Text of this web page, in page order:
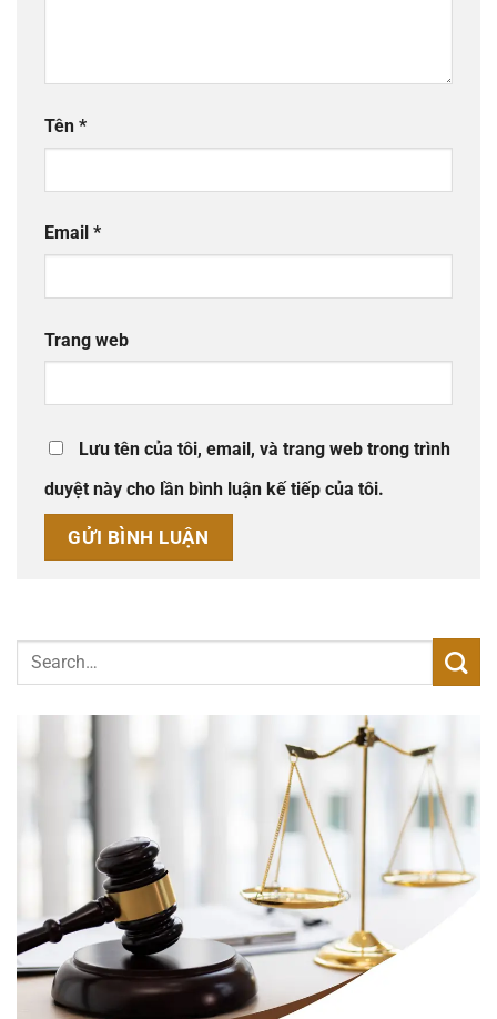
Tên *
Email *
Trang web
Lưu tên của tôi, email, và trang web trong trình
duyệt này cho lần bình luận kế tiếp của tôi.